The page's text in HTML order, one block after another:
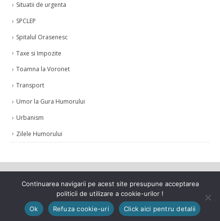
Situatii de urgenta
SPCLEP
Spitalul Orasenesc
Taxe si Impozite
Toamna la Voronet
Transport
Umor la Gura Humorului
Urbanism
Zilele Humorului
© Copyright 2021. Toate drepturile rezervate.
Continuarea navigarii pe acest site presupune acceptarea
politicii de utilizare a cookie-urilor !
Ok
Refuza cookie-uri Click aici pentru detalii